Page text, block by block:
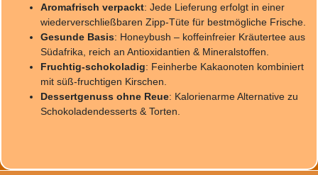
Aromafrisch verpackt: Jede Lieferung erfolgt in einer
wiederverschließbaren Zipp-Tüte für bestmögliche Frische.
Gesunde Basis: Honeybush – koffeinfreier Kräutertee aus
Südafrika, reich an Antioxidantien & Mineralstoffen.
Fruchtig-schokoladig: Feinherbe Kakaonoten kombiniert
mit süß-fruchtigen Kirschen.
Dessertgenuss ohne Reue: Kalorienarme Alternative zu
Schokoladendesserts & Torten.